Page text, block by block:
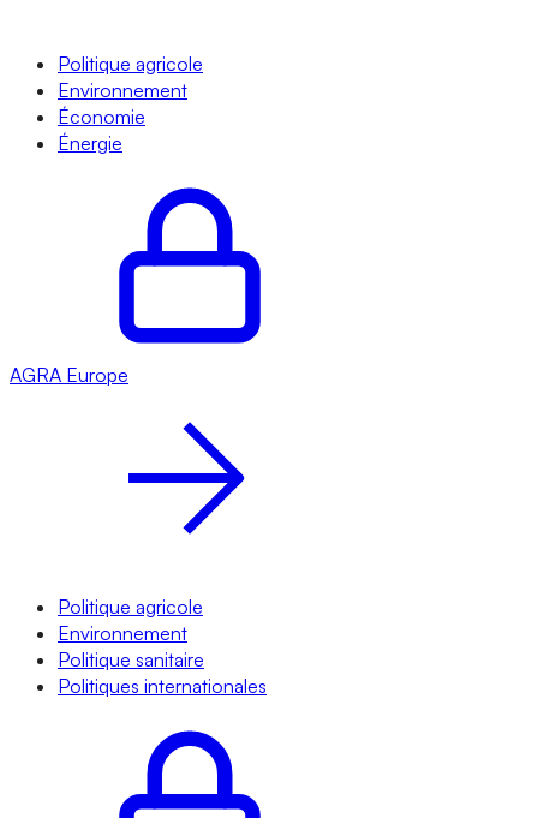
Politique agricole
Environnement
Économie
Énergie
AGRA Europe
Politique agricole
Environnement
Politique sanitaire
Politiques internationales